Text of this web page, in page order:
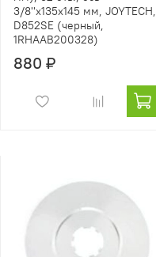
3/8''х135x145 мм, JOYTECH,
D852SE (черный,
1RHAAB200328)
880 ₽